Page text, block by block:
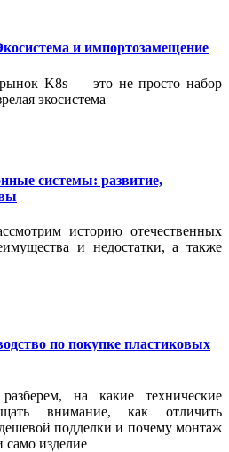
и импортозамещение
K8s — это не просто набор
экосистема
системы: развитие,
историю отечественных
и недостатки, а также
по покупке пластиковых
на какие технические
внимание, как отличить
подделки и почему монтаж
само изделие